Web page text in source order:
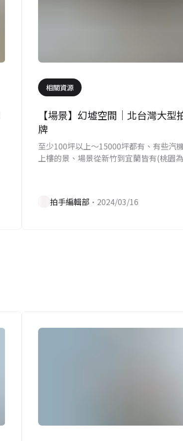
相關資源
【場景】幻墟空間｜北台灣大型
牌
至少100坪以上～15000坪都有、有些汽
上樓的景、場景從新竹到宜蘭皆有(桃園
拍手編輯部 •2024/03/16